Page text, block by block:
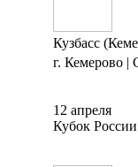
Кузбасс
г. Кемерово
12 апреля
Кубок